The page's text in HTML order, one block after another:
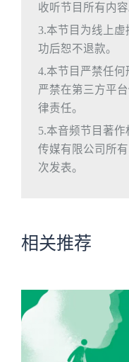
收听节目所有内容
3.本节目为线上
功后恕不退款。
4.本节目严禁任何
严禁在第三方平
律责任。
5.本音频节目著
传媒有限公司所
次发表。
相关推荐